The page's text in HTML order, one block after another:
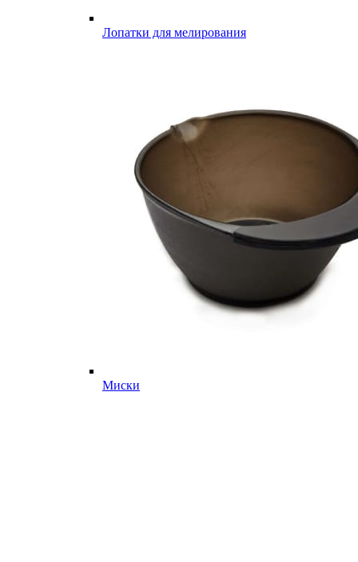
Лопатки для мелирования
Миски